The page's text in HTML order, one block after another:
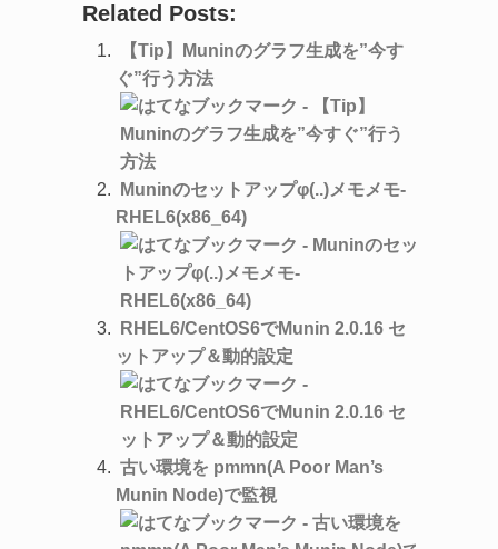
Related Posts:
【Tip】Muninのグラフ生成を”今す
ぐ”行う方法
Muninのセットアップφ(..)メモメモ-
RHEL6(x86_64)
RHEL6/CentOS6でMunin 2.0.16 セ
ットアップ＆動的設定
古い環境を pmmn(A Poor Man’s
Munin Node)で監視